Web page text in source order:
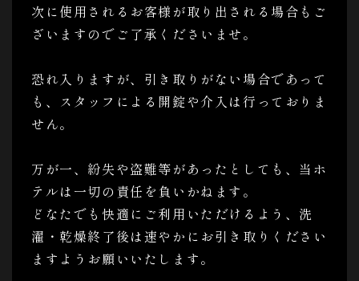
次に使用されるお客様が取り出される場合もご
ざいますのでご了承くださいませ。
恐れ入りますが、引き取りがない場合であって
も、スタッフによる開錠や介入は行っておりま
せん。
万が一、紛失や盗難等があったとしても、当ホ
テルは一切の責任を負いかねます。
どなたでも快適にご利用いただけるよう、洗
濯・乾燥終了後は速やかにお引き取りください
ますようお願いいたします。